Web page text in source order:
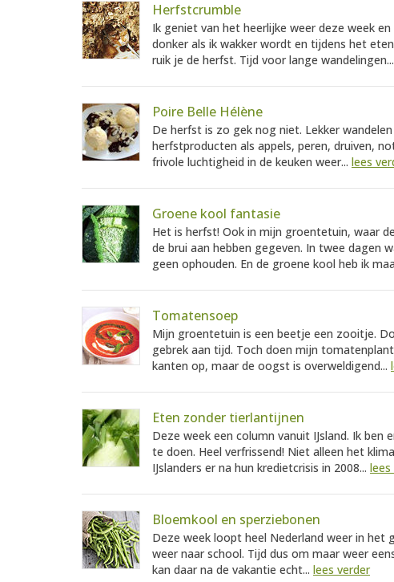
Herfstcrumble
Ik geniet van het heerlijke weer deze week
donker als ik wakker wordt en tijdens het
ruik je de herfst. Tijd voor lange wandelingen...
Poire Belle Hélène
De herfst is zo gek nog niet. Lekker
herfstproducten als appels, peren, druiven,
frivole luchtigheid in de keuken weer... lees
Groene kool fantasie
Het is herfst! Ook in mijn groentetuin, waar
de brui aan hebben gegeven. In twee dagen
geen ophouden. En de groene kool heb ik
Tomatensoep
Mijn groentetuin is een beetje een zooitje.
gebrek aan tijd. Toch doen mijn
kanten op, maar de oogst is overweldigend...
Eten zonder tierlantijnen
Deze week een column vanuit IJsland. Ik
te doen. Heel verfrissend! Niet alleen het
IJslanders er na hun kredietcrisis in 2008... lees
Bloemkool en sperziebonen
Deze week loopt heel Nederland weer in het
weer naar school. Tijd dus om maar weer
kan daar na de vakantie echt... lees verder